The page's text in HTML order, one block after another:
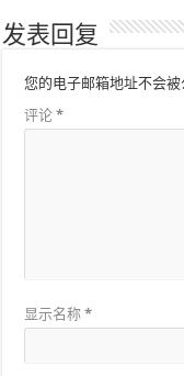
发表回复
您的电子邮箱地址不会被
评论*
显示名称*